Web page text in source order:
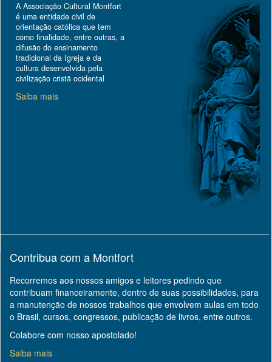
A Associação Cultural Montfort
é uma entidade civil de
orientação católica que tem
como finalidade, entre outras, a
difusão do ensinamento
tradicional da Igreja e da
cultura desenvolvida pela
civilização cristã ocidental
Saiba mais
Contribua com a Montfort
Recorremos aos nossos amigos e leitores pedindo que
contribuam financeiramente, dentro de suas possibilidades, para
a manutenção de nossos trabalhos que envolvem aulas em todo
o Brasil, cursos, congressos, publicação de livros, entre outros.
Colabore com nosso apostolado!
Saiba mais